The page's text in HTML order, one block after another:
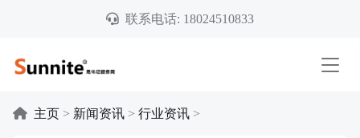
联系电话: 18024510833
主页 > 新闻资讯 > 行业资讯 >